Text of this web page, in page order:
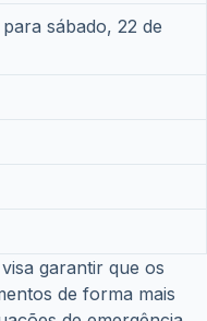
sábado, 22 de
garantir que os
de forma mais